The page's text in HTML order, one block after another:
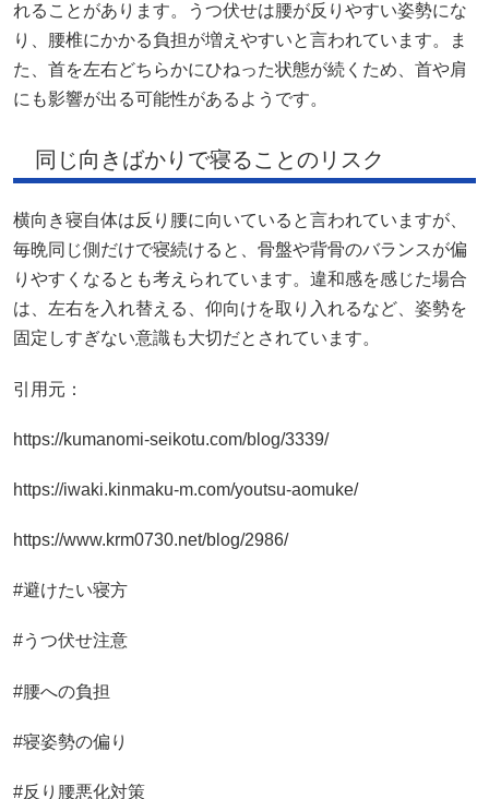
れることがあります。うつ伏せは腰が反りやすい姿勢にな
り、腰椎にかかる負担が増えやすいと言われています。ま
た、首を左右どちらかにひねった状態が続くため、首や肩
にも影響が出る可能性があるようです。
同じ向きばかりで寝ることのリスク
横向き寝自体は反り腰に向いていると言われていますが、
毎晩同じ側だけで寝続けると、骨盤や背骨のバランスが偏
りやすくなるとも考えられています。違和感を感じた場合
は、左右を入れ替える、仰向けを取り入れるなど、姿勢を
固定しすぎない意識も大切だとされています。
引用元：
https://kumanomi-seikotu.com/blog/3339/
https://iwaki.kinmaku-m.com/youtsu-aomuke/
https://www.krm0730.net/blog/2986/
#避けたい寝方
#うつ伏せ注意
#腰への負担
#寝姿勢の偏り
#反り腰悪化対策